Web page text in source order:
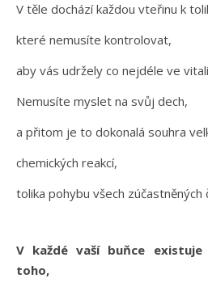
V těle dochází každou vteřinu k
které nemusíte kontrolovat,
aby vás udržely co nejdéle ve
Nemusíte myslet na svůj dech,
a přitom je to dokonalá souhra
chemických reakcí,
tolika pohybu všech zúčastněných
V každé vaší buňce
toho,